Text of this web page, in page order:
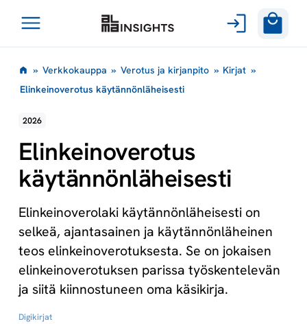
sisältöön
Avaa
» Verkkokauppa » Verotus ja kirjanpito » Kirjat »
Elinkeinoverotus käytännönläheisesti
2026
Elinkeinoverotus
käytännönläheisesti
Elinkeinoverolaki käytännönläheisesti on
selkeä, ajantasainen ja käytännönläheinen
teos elinkeinoverotuksesta. Se on jokaisen
elinkeinoverotuksen parissa työskentelevän
ja siitä kiinnostuneen oma käsikirja.
Digikirjat